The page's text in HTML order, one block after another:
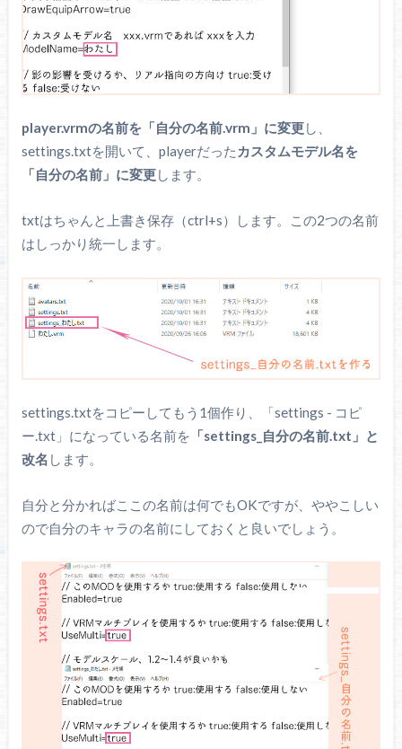
player.vrmの名前を「自分の名前.vrm」に変更し、
settings.txtを開いて、playerだった カスタムモデル名を
「自分の名前」に変更します。
txtはちゃんと上書き保存（ctrl+s）します。この2つの名前
はしっかり統一します。
settings.txtをコピーしてもう1個作り、「settings - コピ
ー.txt」になっている名前を 「settings_自分の名前.txt」と
改名 します。
自分と分かればここの名前は何でもOKですが、ややこしい
ので自分のキャラの名前にしておくと良いでしょう。